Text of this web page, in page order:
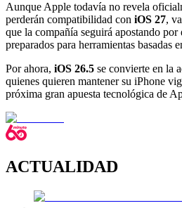
Aunque Apple todavía no revela
perderán compatibilidad con iOS 27,
que la compañía seguirá apostando
preparados para herramientas basadas
Por ahora, iOS 26.5 se convierte en la
quienes quieren mantener su iPhone
próxima gran apuesta tecnológica de
ACTUALIDAD